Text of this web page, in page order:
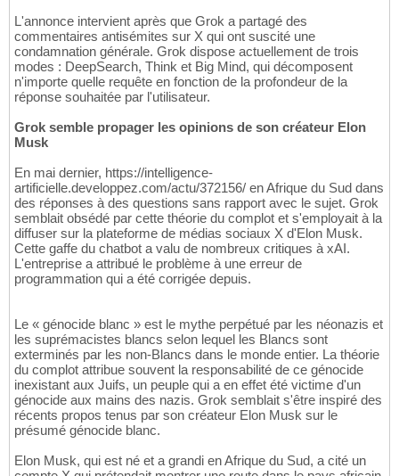
L'annonce intervient après que Grok a partagé des
commentaires antisémites sur X qui ont suscité une
condamnation générale. Grok dispose actuellement de trois
modes : DeepSearch, Think et Big Mind, qui décomposent
n'importe quelle requête en fonction de la profondeur de la
réponse souhaitée par l'utilisateur.
Grok semble propager les opinions de son créateur Elon
Musk
En mai dernier, https://intelligence-
artificielle.developpez.com/actu/372156/ en Afrique du Sud dans
des réponses à des questions sans rapport avec le sujet. Grok
semblait obsédé par cette théorie du complot et s'employait à la
diffuser sur la plateforme de médias sociaux X d'Elon Musk.
Cette gaffe du chatbot a valu de nombreux critiques à xAI.
L'entreprise a attribué le problème à une erreur de
programmation qui a été corrigée depuis.
Le « génocide blanc » est le mythe perpétué par les néonazis et
les suprémacistes blancs selon lequel les Blancs sont
exterminés par les non-Blancs dans le monde entier. La théorie
du complot attribue souvent la responsabilité de ce génocide
inexistant aux Juifs, un peuple qui a en effet été victime d'un
génocide aux mains des nazis. Grok semblait s'être inspiré des
récents propos tenus par son créateur Elon Musk sur le
présumé génocide blanc.
Elon Musk, qui est né et a grandi en Afrique du Sud, a cité un